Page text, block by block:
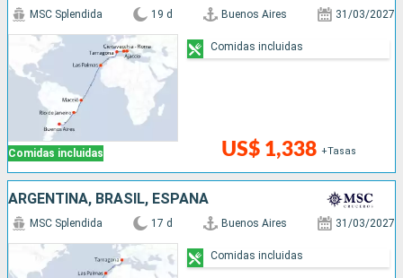
Comidas incluidas
MSC Splendida 19 d Buenos Aires 31/03/2027
US$ 1,338 +Tasas
Comidas incluidas
ARGENTINA, BRASIL, ESPAÑA
MSC Splendida 17 d Buenos Aires 31/03/2027
Comidas incluidas